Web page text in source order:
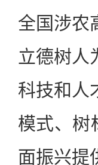
全国涉农
立德树人
科技和人
模式、树
面振兴提